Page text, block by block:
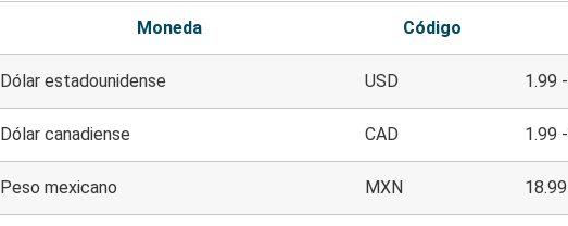
Moneda Código
Dólar estadounidense USD 1.99
Dólar canadiense CAD 1.99
Peso mexicano MXN